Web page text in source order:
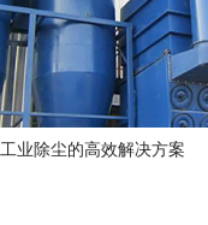
业除尘的高效解决方案